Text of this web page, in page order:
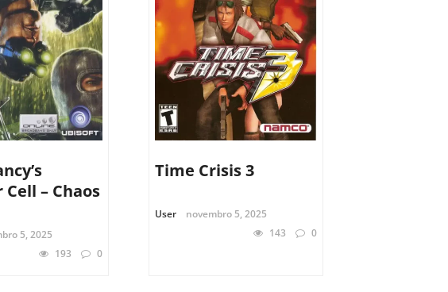
– Chaos
5, 2025
193
0
Time Crisis 3
User
novembro 5, 2025
143
0